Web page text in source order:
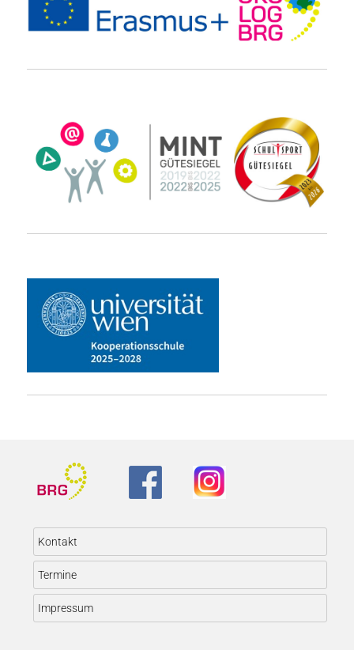
Kontakt
Termine
Impressum